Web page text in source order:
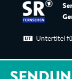
Untertitel